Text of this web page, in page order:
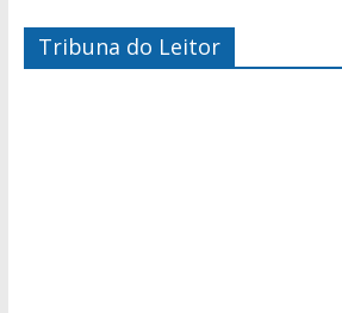
Tribuna do Leitor